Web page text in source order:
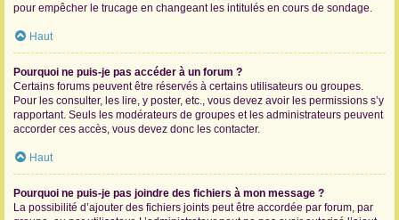
pour empêcher le trucage en changeant les intitulés en cours de sondage.
Haut
Pourquoi ne puis-je pas accéder à un forum ?
Certains forums peuvent être réservés à certains utilisateurs ou groupes.
Pour les consulter, les lire, y poster, etc., vous devez avoir les permissions s’y
rapportant. Seuls les modérateurs de groupes et les administrateurs peuvent
accorder ces accès, vous devez donc les contacter.
Haut
Pourquoi ne puis-je pas joindre des fichiers à mon message ?
La possibilité d’ajouter des fichiers joints peut être accordée par forum, par